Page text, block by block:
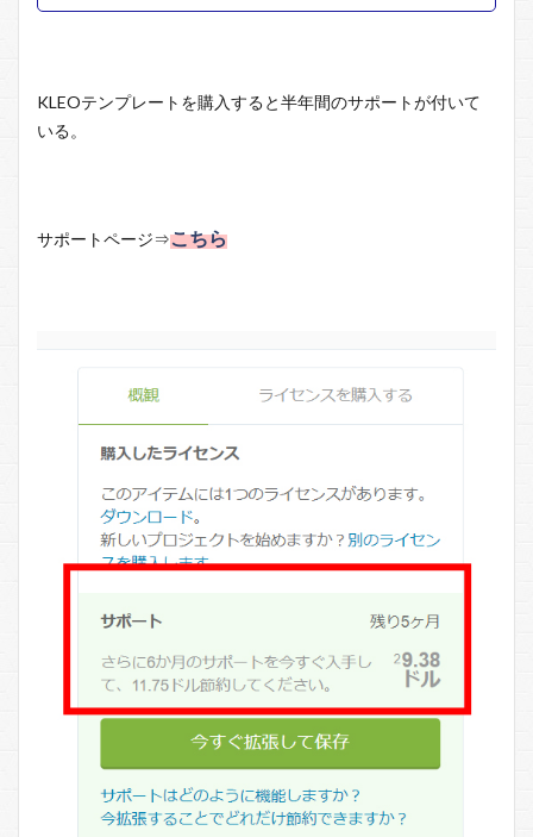
KLEOテンプレートを購入すると半年間のサポートが付いて
いる。
サポートページ⇒こちら